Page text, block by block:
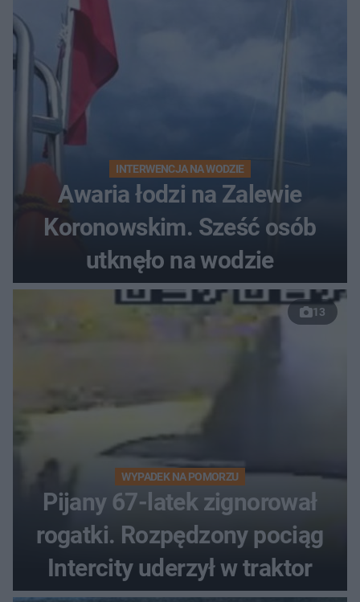
INTERWENCJA NA WODZIE
Awaria łodzi na Zalewie
Koronowskim. Sześć osób
utknęło na wodzie
13
WYPADEK NA POMORZU
Pijany 67-latek zignorował
rogatki. Rozpędzony pociąg
Intercity uderzył w traktor